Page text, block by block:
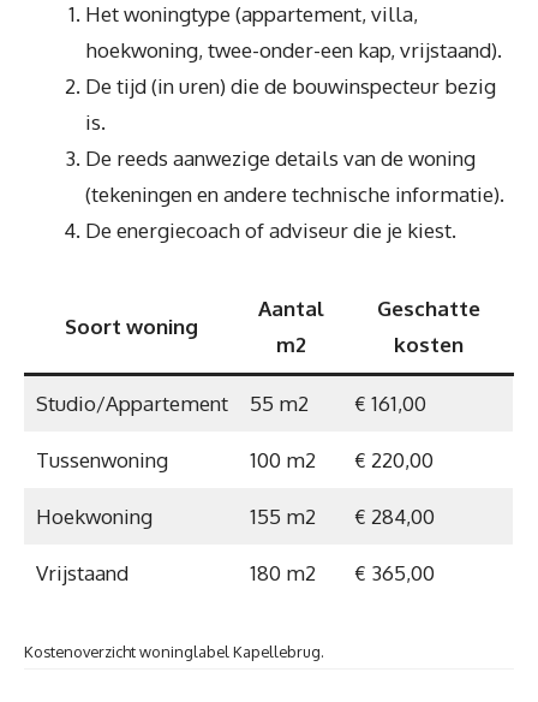
Het woningtype (appartement, villa,
hoekwoning, twee-onder-een kap, vrijstaand).
De tijd (in uren) die de bouwinspecteur bezig
is.
De reeds aanwezige details van de woning
(tekeningen en andere technische informatie).
De energiecoach of adviseur die je kiest.
Soort woning
Aantal
m2
Geschatte
kosten
Studio/Appartement 55 m2 € 161,00
Tussenwoning 100 m2 € 220,00
Hoekwoning 155 m2 € 284,00
Vrijstaand 180 m2 € 365,00
Kostenoverzicht woninglabel Kapellebrug.